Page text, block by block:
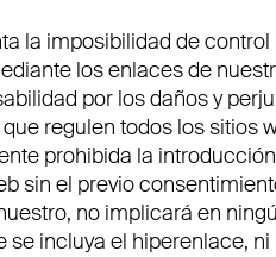
la imposibilidad de
los enlaces de
por los daños y
regulen todos los sitios
prohibida la
sin el previo
no implicará en
se incluya el hiperenlace,